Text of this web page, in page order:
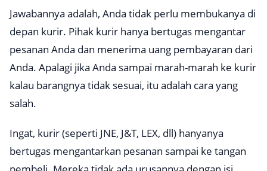
Jawabannya adalah, Anda tidak perlu membukanya di
depan kurir. Pihak kurir hanya bertugas mengantar
pesanan Anda dan menerima uang pembayaran dari
Anda. Apalagi jika Anda sampai marah-marah ke kurir
kalau barangnya tidak sesuai, itu adalah cara yang
salah.
Ingat, kurir (seperti JNE, J&T, LEX, dll) hanyanya
bertugas mengantarkan pesanan sampai ke tangan